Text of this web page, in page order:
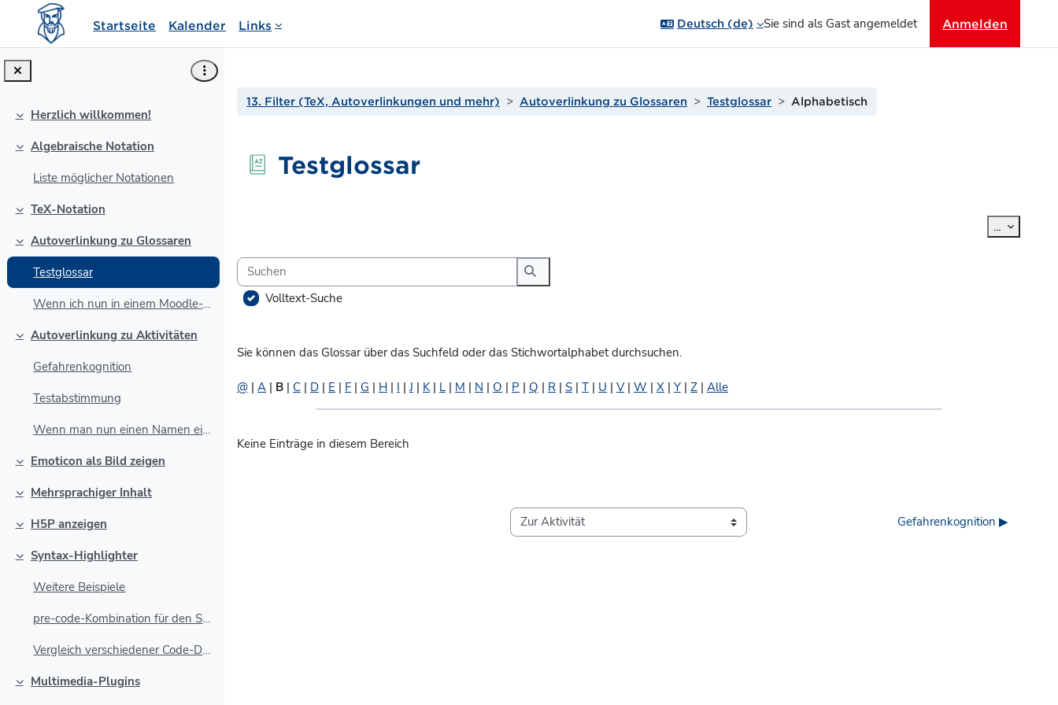
Zum Hauptinhalt
Startseite Kalender Links Deutsch ‎(de)‎ Sie sind als Gast angemeldet Anmelden
Einklappen
Herzlich willkommen!
Einklappen
Algebraische Notation
Liste möglicher Notationen
Einklappen
TeX-Notation
Einklappen
Autoverlinkung zu Glossaren
Testglossar
Wenn ich nun in einem Moodle-Text, z.B. diesem Tex...
Einklappen
Autoverlinkung zu Aktivitäten
Gefahrenkognition
Testabstimmung
Wenn man nun einen Namen einer Aktivität oder eine...
Einklappen
Emoticon als Bild zeigen
Einklappen
Mehrsprachiger Inhalt
Einklappen
H5P anzeigen
Einklappen
Syntax-Highlighter
Weitere Beispiele
pre-code-Kombination für den Syntax Highlighting-F...
Vergleich verschiedener Code-Darstellungen:
Einklappen
Multimedia-Plugins
13. Filter (TeX, Autoverlinkungen und mehr) Autoverlinkung zu Glossaren Testglossar Alphabetisch
Testglossar
... Einträge
Suchen
Suchen
Volltext-Suche
Sie können das Glossar über das Suchfeld oder das Stichwortalphabet durchsuchen.
@ | A | B | C | D | E | F | G | H | I |J | K| L | M | N | O | P | Q | R | S | T | U | V| W | X | Y | Z | Alle
Keine Einträge in diesem Bereich
Zur Aktivität Gefahrenkognition ▶︎